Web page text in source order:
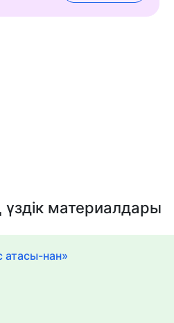
материалдары
атасы-нан»